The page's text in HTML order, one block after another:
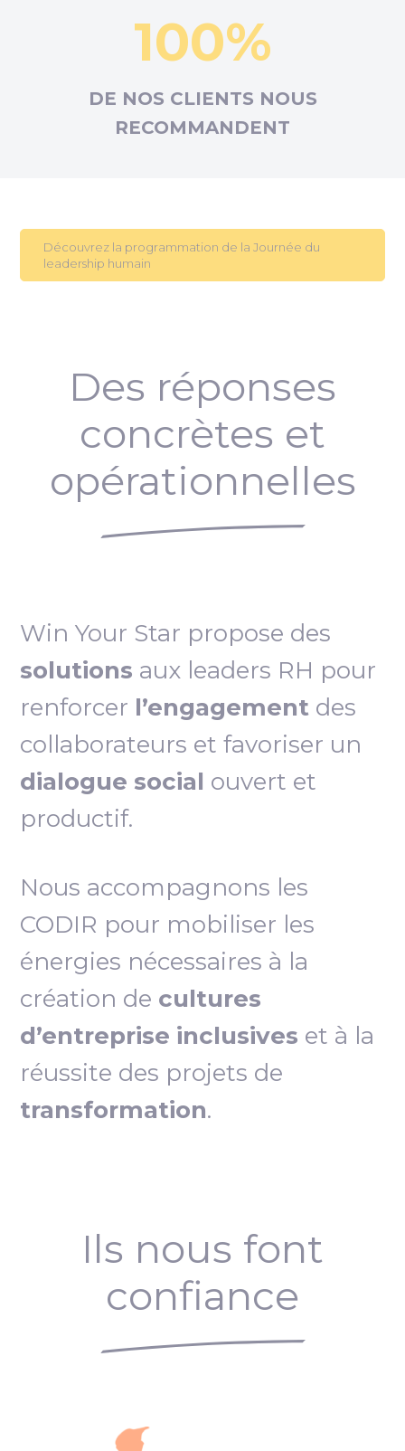
100%
DE NOS CLIENTS NOUS
RECOMMANDENT
Découvrez la programmation de la Journée du
leadership humain
Des réponses
concrètes et
opérationnelles
Win Your Star propose des
solutions aux leaders RH pour
renforcer l’engagement des
collaborateurs et favoriser un
dialogue social ouvert et
productif.
Nous accompagnons les
CODIR pour mobiliser les
énergies nécessaires à la
création de cultures
d’entreprise inclusives et à la
réussite des projets de
transformation.
Ils nous font
confiance